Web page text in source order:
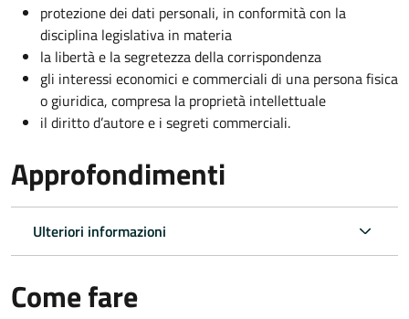
protezione dei dati personali, in conformità con la
disciplina legislativa in materia
la libertà e la segretezza della corrispondenza
gli interessi economici e commerciali di una persona fisica
o giuridica, compresa la proprietà intellettuale
il diritto d’autore e i segreti commerciali.
Approfondimenti
Ulteriori informazioni
Come fare